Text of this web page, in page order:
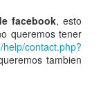
facebook, esto
queremos tener
contact.php?
tambien